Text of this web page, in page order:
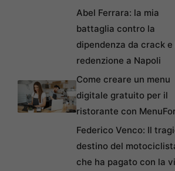
Abel Ferrara: la mia
battaglia contro la
dipendenza da crack e
redenzione a Napoli
Come creare un menu
digitale gratuito per il
ristorante con
Federico Venco: Il
destino del
che ha pagato con la